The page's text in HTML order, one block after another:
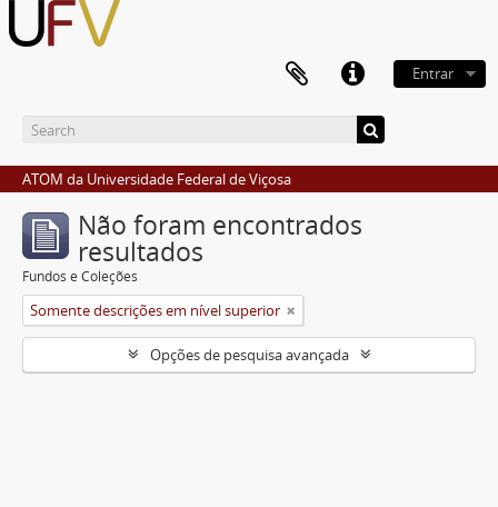
Entrar
ATOM da Universidade Federal de Viçosa
Não foram encontrados
resultados
Fundos e Coleções
Somente descrições em nível superior
Opções de pesquisa avançada